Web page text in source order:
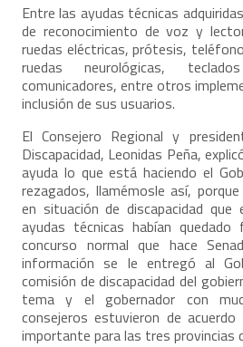
Entre las ayudas técnicas
de reconocimiento de voz y
ruedas eléctricas, prótesis,
ruedas neurológicas,
comunicadores, entre otros
inclusión de sus usuarios.
El Consejero Regional y
Discapacidad, Leonidas Peña,
ayuda lo que está haciendo el
rezagados, llamémosle así,
en situación de discapacidad que
ayudas técnicas habían
concurso normal que hace
información se le entregó al
comisión de discapacidad del
tema y el gobernador con
consejeros estuvieron de
importante para las tres provincias